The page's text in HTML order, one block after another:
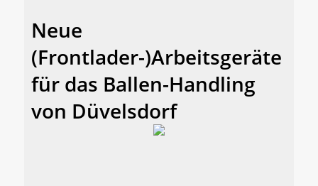
Neue
(Frontlader-)Arbeitsgeräte
für das Ballen-Handling
von Düvelsdorf